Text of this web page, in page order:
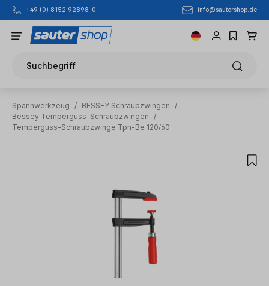
Zum Hauptinhalt springen
+49 (0) 8152 92898-0 info@sautershop.de
Suchbegriff
Spannwerkzeug / BESSEY Schraubzwingen
/
Bessey Temperguss-Schraubzwingen
/
Temperguss-Schraubzwinge Tpn-Be 120/60